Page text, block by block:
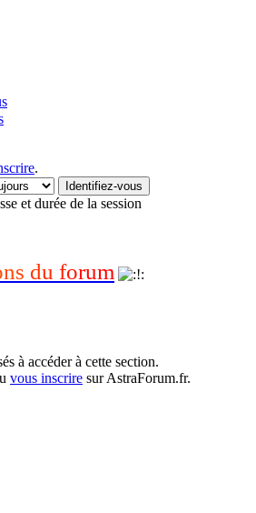
.
et durée de la session
ns du forum
à accéder à cette section.
vous inscrire sur AstraForum.fr.